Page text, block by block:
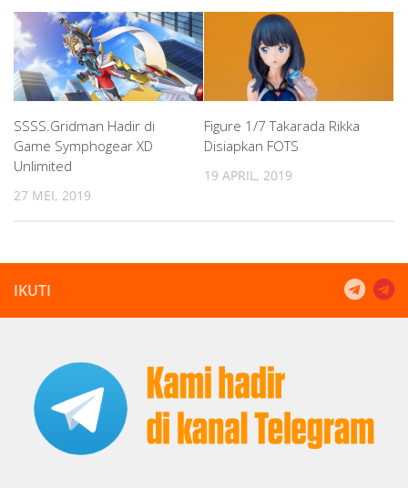
SSSS.Gridman Hadir di
Game Symphogear XD
Unlimited
27 MEI, 2019
Figure 1/7 Takarada Rikka
Disiapkan FOTS
19 APRIL, 2019
IKUTI